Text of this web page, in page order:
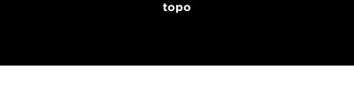
topo